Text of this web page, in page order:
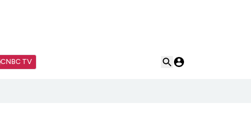
CNBC TV